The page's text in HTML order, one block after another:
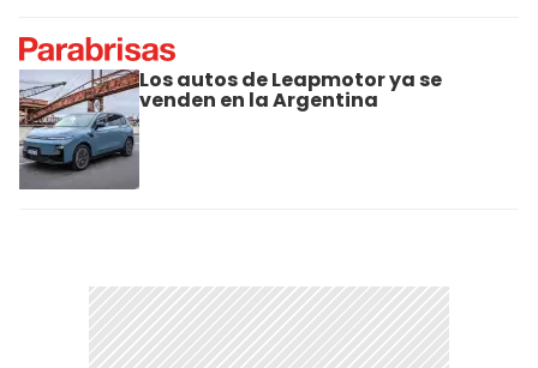
Los autos de Leapmotor ya se
venden en la Argentina